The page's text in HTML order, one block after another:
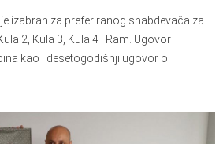
je izabran za preferiranog snabdevača za
2, Kula 3, Kula 4 i Ram. Ugovor
kao i desetogodišnji ugovor o